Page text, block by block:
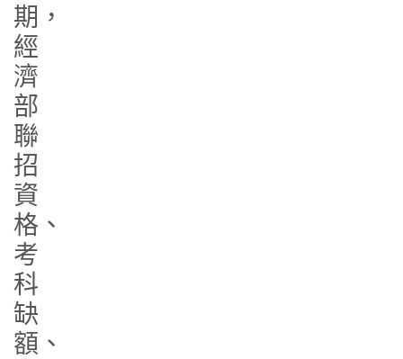
期，
經
濟
部
聯
招
資
格、
考
科
缺
額、